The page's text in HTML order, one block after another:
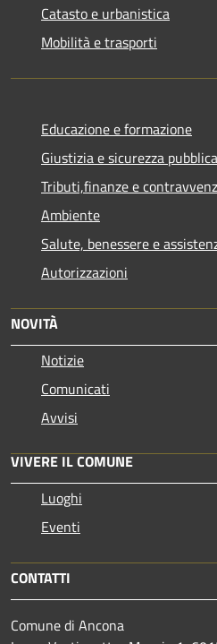
Catasto e urbanistica
Mobilità e trasporti
Educazione e formazione
Giustizia e sicurezza pubblica
Tributi,finanze e
Ambiente
Salute, benessere e
Autorizzazioni
NOVITÀ
Notizie
Comunicati
Avvisi
VIVERE IL COMUNE
Luoghi
Eventi
CONTATTI
Comune di Ancona